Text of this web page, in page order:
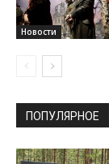
Новости
ПОПУЛЯРНОЕ